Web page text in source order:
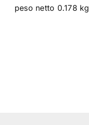
peso netto 0.178 kg